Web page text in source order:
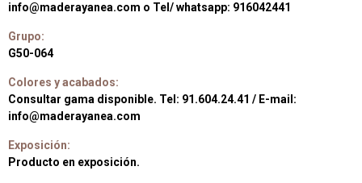
info@maderayanea.com o Tel/ whatsapp: 916042441
Grupo:
G50-064
Colores y acabados:
Consultar gama disponible. Tel: 91.604.24.41 / E-mail:
info@maderayanea.com
Exposición:
Producto en exposición.